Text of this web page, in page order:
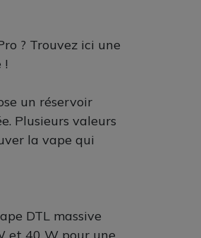
? Trouvez ici une
!
un réservoir
Plusieurs valeurs
la vape qui
DTL massive